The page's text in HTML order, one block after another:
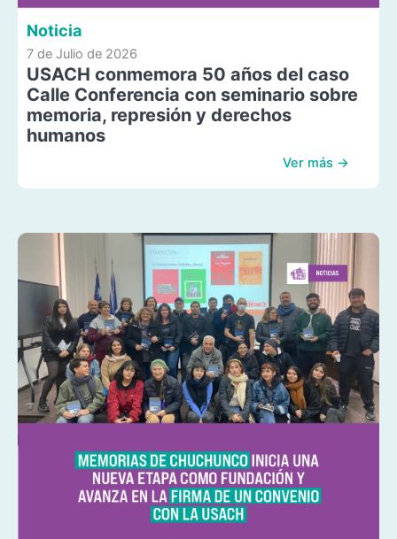
Noticia
7 de Julio de 2026
USACH conmemora 50 años del caso
Calle Conferencia con seminario sobre
memoria, represión y derechos
humanos
Ver más →